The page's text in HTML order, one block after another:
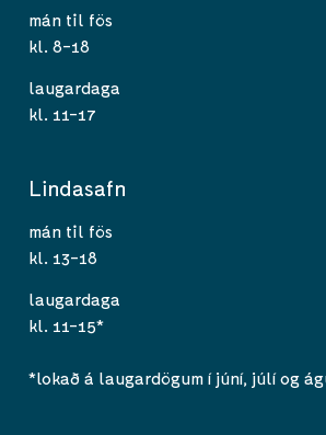
mán til fös
kl. 8-18
laugardaga
kl. 11-17
Lindasafn
mán til fös
kl. 13-18
laugardaga
kl. 11-15*
*lokað á laugardögum í júní, júlí og